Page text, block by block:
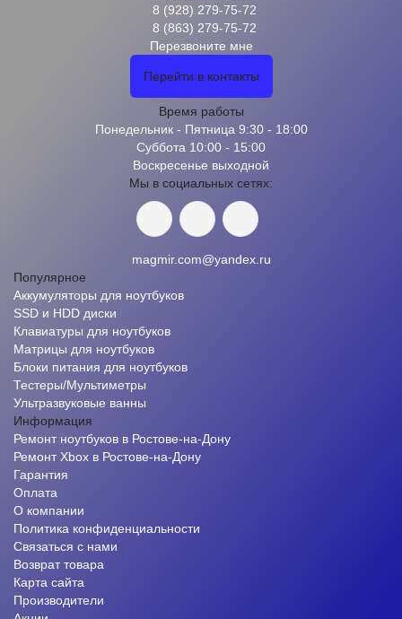
8 (928) 279-75-72
8 (863) 279-75-72
Перезвоните мне
Перейти в контакты
Время работы
Понедельник - Пятница 9:30 - 18:00
Суббота 10:00 - 15:00
Воскресенье выходной
Мы в социальных сетях:
magmir.com@yandex.ru
Популярное
Аккумуляторы для ноутбуков
SSD и HDD диски
Клавиатуры для ноутбуков
Матрицы для ноутбуков
Блоки питания для ноутбуков
Тестеры/Мультиметры
Ультразвуковые ванны
Информация
Ремонт ноутбуков в Ростове-на-Дону
Ремонт Xbox в Ростове-на-Дону
Гарантия
Оплата
О компании
Политика конфиденциальности
Связаться с нами
Возврат товара
Карта сайта
Производители